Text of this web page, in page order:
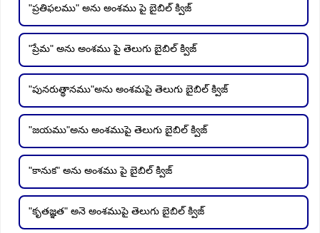
"ప్రతిఫలము" అను అంశము పై బైబిల్ క్విజ్
"ప్రేమ" అను అంశము పై తెలుగు బైబిల్ క్విజ్
"పునరుత్థానము"అను అంశమపై తెలుగు బైబిల్ క్విజ్
"జయము"అను అంశముపై తెలుగు బైబిల్ క్విజ్
"కానుక" అను అంశము పై బైబిల్ క్విజ్
"కృతజ్ఞత" అనె అంశముపై తెలుగు బైబిల్ క్విజ్